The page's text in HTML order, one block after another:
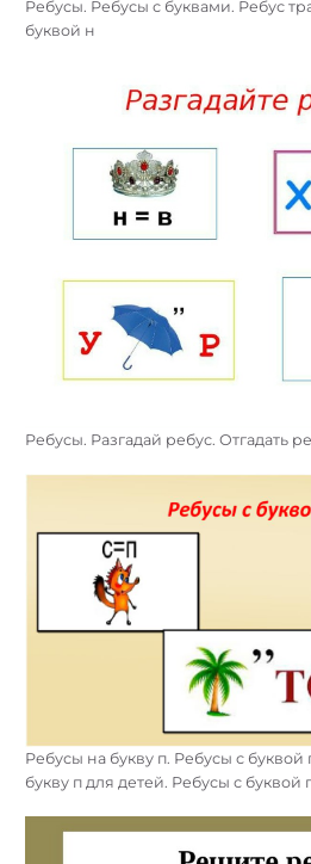
Ребусы. Ребусы с буквами. Ребус
буквой н
Ребусы. Разгадай ребус. Отгадать
Ребусы на букву п. Ребусы с буквой
букву п для детей. Ребусы с буквой